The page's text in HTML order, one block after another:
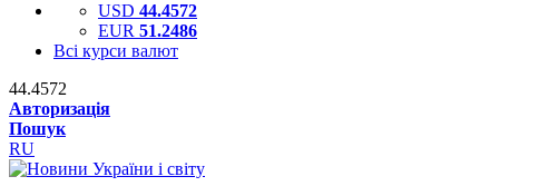
USD 44.4572
EUR 51.2486
Всі курси валют
44.4572
Авторизація
Пошук
RU